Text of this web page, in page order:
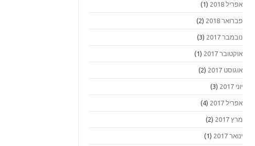
אפריל 2018 (1)
פברואר 2018 (2)
נובמבר 2017 (3)
אוקטובר 2017 (1)
אוגוסט 2017 (2)
יוני 2017 (3)
אפריל 2017 (4)
מרץ 2017 (2)
ינואר 2017 (1)